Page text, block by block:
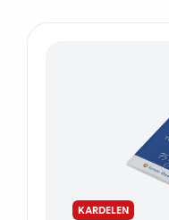
KARDELEN